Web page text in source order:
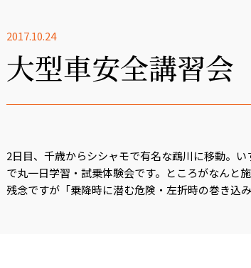
2017.10.24
大型車安全講習会
2日目、千歳からシシャモで有名な鵡川に移動。い
で丸一日学習・試乗体験会です。ところがなんと
残念ですが「乗降時に潜む危険・左折時の巻き込